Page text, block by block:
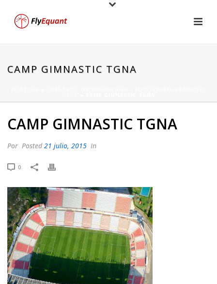
CAMP GIMNASTIC TGNA
CAMP GIMNASTIC TGNA
Por Posted21 julio, 2015 In
0